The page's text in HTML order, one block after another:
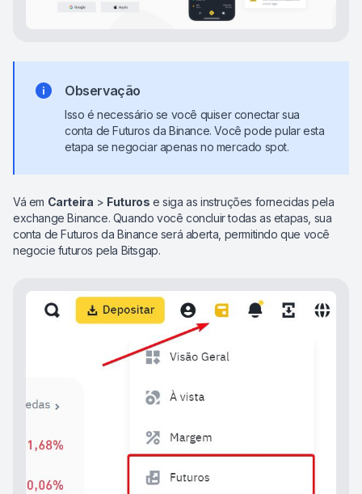
Observação
Isso é necessário se você quiser conectar sua
conta de Futuros da Binance. Você pode pular esta
etapa se negociar apenas no mercado spot.
Vá em Carteira > Futuros e siga as instruções fornecidas pela
exchange Binance. Quando você concluir todas as etapas, sua
conta de Futuros da Binance será aberta, permitindo que você
negocie futuros pela Bitsgap.